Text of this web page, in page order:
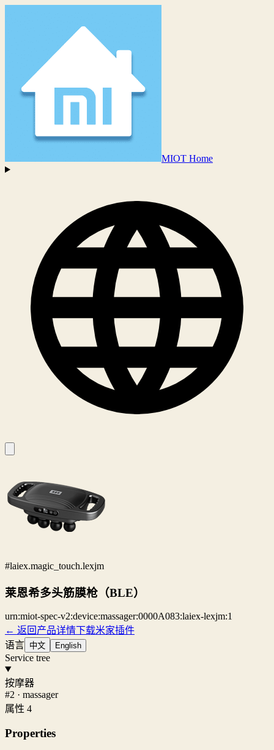
MIOT Home
#laiex.magic_touch.lexjm
莱恩希多头筋膜枪（BLE）
urn:miot-spec-v2:device:massager:0000A083:laiex-lexjm:1
← 返回产品详情下载米家插件
语言 中文 English
Service tree
按摩器
#2 · massager
属性 4
Properties